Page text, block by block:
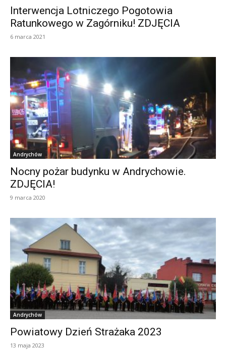
Interwencja Lotniczego Pogotowia
Ratunkowego w Zagórniku! ZDJĘCIA
6 marca 2021
Andrychów
Nocny pożar budynku w Andrychowie.
ZDJĘCIA!
9 marca 2020
Andrychów
Powiatowy Dzień Strażaka 2023
13 maja 2023